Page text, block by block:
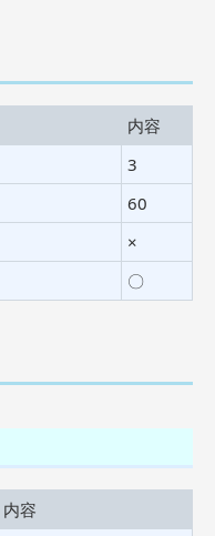
内容
3
60
×
〇
内容